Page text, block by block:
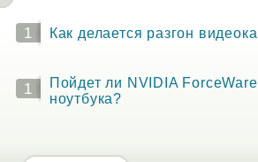
1 Как делается разгон
1
Пойдет ли NVIDIA
ноутбука?